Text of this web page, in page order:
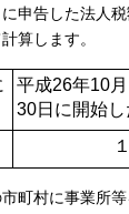
申告した法人
計算します。
平成26年10
30日に開始
町村に事業所